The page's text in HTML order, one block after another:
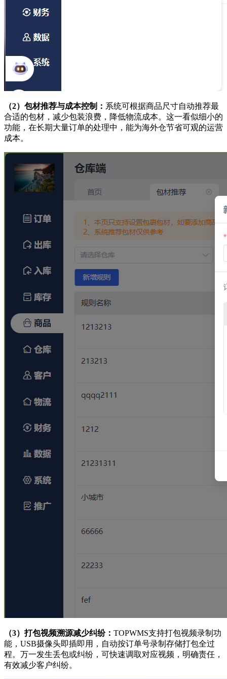
（2） 包材推荐与成本控制： 系统可根据商品尺寸自动推荐最
合适的包材，减少包装浪费，降低物流成本。这一看似细小的
功能，在长期大量订单的处理中，能为海外仓节省可观的运营
成本。
（3）打包视频溯源减少纠纷： TOPWMS支持打包视频录制功
能，USB摄像头即插即用，自动按订单号录制存储打包全过
程。万一发生丢包或纠纷，可快速调取对应视频，明确责任，
有效减少客户纠纷。